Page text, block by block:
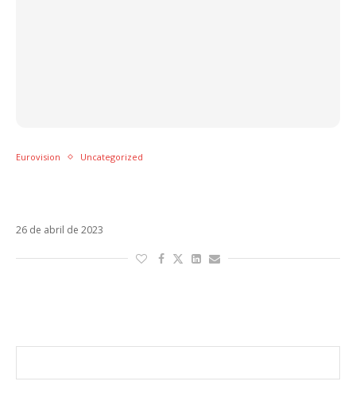
Eurovision Uncategorized
26 de abril de 2023